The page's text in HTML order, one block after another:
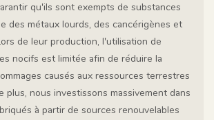
qu'ils sont exempts de substances
des métaux lourds, des cancérigènes et
de leur production, l'utilisation de
nocifs est limitée afin de réduire la
causés aux ressources terrestres
plus, nous investissons massivement dans
à partir de sources renouvelables